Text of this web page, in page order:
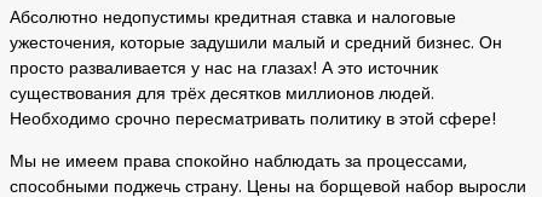
Абсолютно недопустимы кредитная ставка и налоговые
ужесточения, которые задушили малый и средний бизнес. Он
просто разваливается у нас на глазах! А это источник
существования для трёх десятков миллионов людей.
Необходимо срочно пересматривать политику в этой сфере!
Мы не имеем права спокойно наблюдать за процессами,
способными поджечь страну. Цены на борщевой набор выросли